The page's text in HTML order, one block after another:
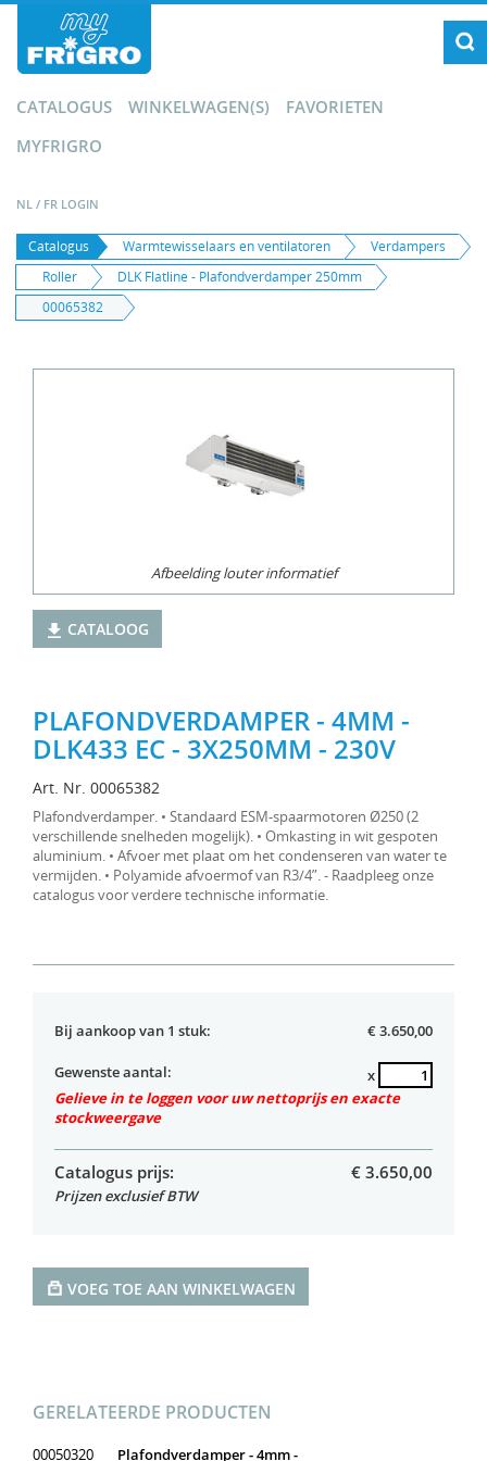
CATALOGUS WINKELWAGEN(S)
FAVORIETEN
MYFRIGRO
NL / FR LOGIN
Catalogus Warmtewisselaars en ventilatoren
Verdampers
Roller
DLK Flatline - Plafondverdamper 250mm
00065382
Afbeelding louter informatief
CATALOOG
PLAFONDVERDAMPER - 4MM -
DLK433 EC - 3X250MM - 230V
Art. Nr. 00065382
Plafondverdamper. • Standaard ESM-spaarmotoren Ø250 (2
verschillende snelheden mogelijk). • Omkasting in wit gespoten
aluminium. • Afvoer met plaat om het condenseren van water te
vermijden. • Polyamide afvoermof van R3/4”. - Raadpleeg onze
catalogus voor verdere technische informatie.
Bij aankoop van 1 stuk: € 3.650,00
Gewenste aantal:
x
Gelieve in te loggen voor uw nettoprijs en exacte
stockweergave
Catalogus prijs:
Prijzen exclusief BTW
€ 3.650,00
VOEG TOE AAN WINKELWAGEN
GERELATEERDE PRODUCTEN
00050320 Plafondverdamper - 4mm -